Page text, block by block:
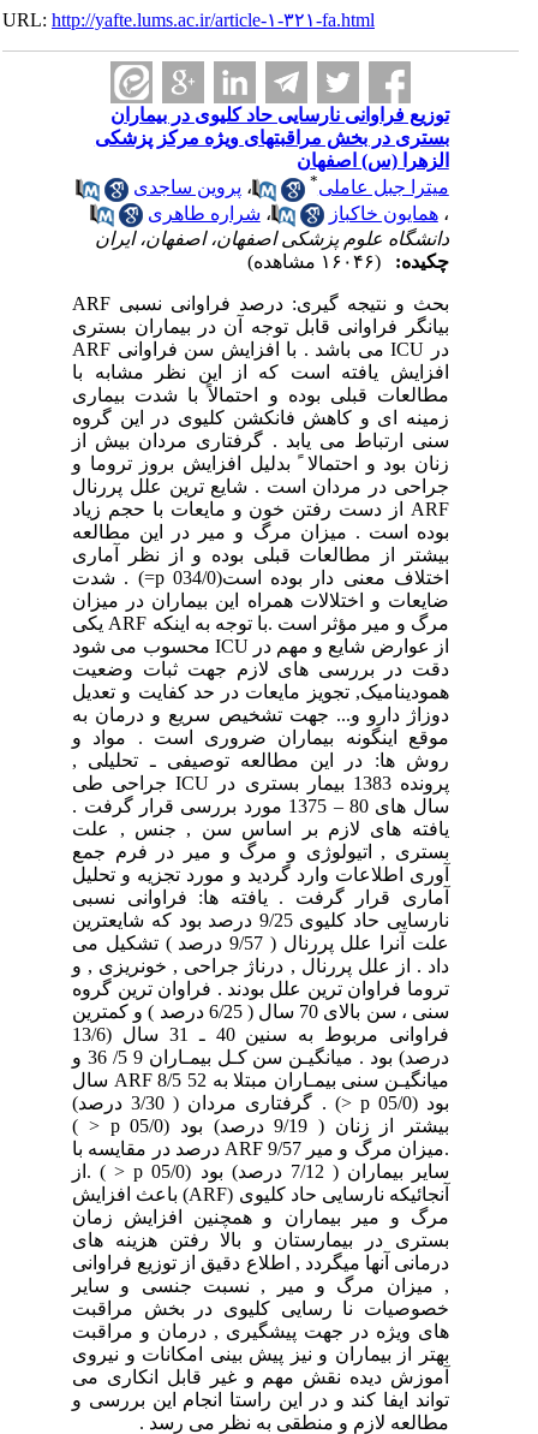
URL:http://yafte.lums.ac.ir/article-۱-۳۲۱-fa.html
توزیع فراوانی نارسایی حاد کلیوی در بیماران
بستری در بخش مراقبتهای ویژه مرکز پزشکی
الزهرا (س) اصفهان
میترا جبل عاملی
،پروین ساجدی
همایون خاکباز ،شراره طاهری
دانشگاه علوم پزشکی اصفهان، اصفهان، ایران
چکیده:
بحث و نتیجه گیری: درصد فراوانی نسبی ARF
بیانگر فراوانی قابل توجه آن در بیماران بستری
در ICU می باشد . با افزایش سن فراوانی ARF
افزایش یافته است که از این نظر مشابه با
مطالعات قبلی بوده و احتمالاً با شدت بیماری
زمینه ای و کاهش فانکشن کلیوی در این گروه
سنی ارتباط می یابد . گرفتاری مردان بیش از
زنان بود و احتمالا ً بدلیل افزایش بروز تروما و
جراحی در مردان است . شایع ترین علل پررنال
ARF از دست رفتن خون و مایعات با حجم زیاد
بوده است . میزان مرگ و میر در این مطالعه
بیشتر از مطالعات قبلی بوده و از نظر آماری
اختلاف معنی دار بوده است(034/0 p=) . شدت
ضایعات و اختلالات همراه این بیماران در میزان
مرگ و میر مؤثر است .با توجه به اینکه ARF یکی
از عوارض شایع و مهم در ICU محسوب می شود
دقت در بررسی های لازم جهت ثبات وضعیت
همودینامیک, تجویز مایعات در حد کفایت و تعدیل
دوزاژ دارو و... جهت تشخیص سریع و درمان به
موقع اینگونه بیماران ضروری است . مواد و
روش ها: در این مطالعه توصیفی ـ تحلیلی ,
پرونده 1383 بیمار بستری در ICU جراحی طی
سال های 80 – 1375 مورد بررسی قرار گرفت .
یافته های لازم بر اساس سن , جنس , علت
بستری , اتیولوژی و مرگ و میر در فرم جمع
آوری اطلاعات وارد گردید و مورد تجزیه و تحلیل
آماری قرار گرفت . یافته ها: فراوانی نسبی
نارسایی حاد کلیوی 9/25 درصد بود که شایعترین
علت آنرا علل پررنال ( 9/57 درصد ) تشکیل می
داد . از علل پررنال , درناژ جراحی , خونریزی , و
تروما فراوان ترین علل بودند . فراوان ترین گروه
سنی ، سن بالای 70 سال ( 6/25 درصد ) و کمترین
فراوانی مربوط به سنین 40 ـ 31 سال (13/6
درصد) بود . میانگیـن سن کـل بیمـاران 9 5/ 36 و
میانگیـن سنی بیمـاران مبتلا به ARF 8/5 52 سال
بود (05/0 p <) . گرفتاری مردان ( 3/30 درصد)
بیشتر از زنان ( 9/19 درصد) بود (05/0 p < )
.میزان مرگ و میر ARF 9/57 درصد در مقایسه با
سایر بیماران ( 7/12 درصد) بود (05/0 p < ) .از
آنجائیکه نارسایی حاد کلیوی (ARF) باعث افزایش
مرگ و میر بیماران و همچنین افزایش زمان
بستری در بیمارستان و بالا رفتن هزینه های
درمانی آنها میگردد , اطلاع دقیق از توزیع فراوانی
, میزان مرگ و میر , نسبت جنسی و سایر
خصوصیات نا رسایی کلیوی در بخش مراقبت
های ویژه در جهت پیشگیری , درمان و مراقبت
بهتر از بیماران و نیز پیش بینی امکانات و نیروی
آموزش دیده نقش مهم و غیر قابل انکاری می
تواند ایفا کند و در این راستا انجام این بررسی و
مطالعه لازم و منطقی به نظر می رسد .